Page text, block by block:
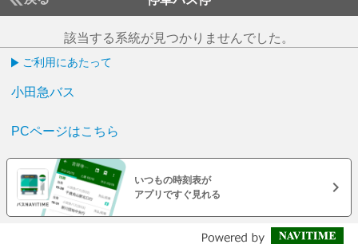
該当する系統が見つかりませんでした。
ご利用にあたって
小田急バス
PCページはこちら
いつもの時刻表が
アプリですぐ見れる